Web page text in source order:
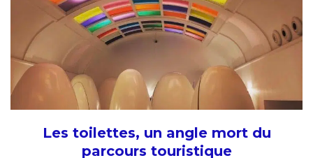
Les toilettes, un angle mort du
parcours touristique